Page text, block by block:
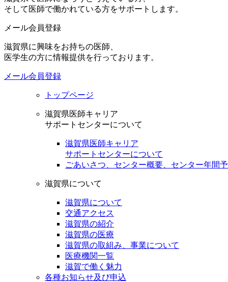
そして医師で働かれている方をサポートします。
メール会員登録
滋賀県に興味をお持ちの医師、
医学生の方に情報提供を行っております。
メール会員登録
トップページ
滋賀県医師キャリア
サポートセンターについて
滋賀県医師キャリア
サポートセンターについて
ごあいさつ、センター概要、センター年間
滋賀県について
滋賀県について
交通アクセス
滋賀県の紹介
滋賀県の医療
滋賀県の取組み、事業について
医療機関一覧
滋賀で働く魅力
各種お知らせ及び申込